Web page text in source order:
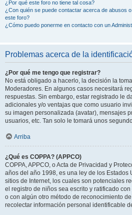
¿Por qué este foro no tiene tal cosa?
¿Con quién se puede contactar acerca de abusos
este foro?
¿Cómo puedo ponerme en contacto con un
Problemas acerca de la
¿Por qué me tengo que registrar?
No está obligado a hacerlo, la decisión la
Moderadores. En algunos casos necesitará
respuestas. Sin embargo, estar registrado le
adicionales y/o ventajas que como usuario
su imagen personalizada (avatar), mensajes
usuarios, etc. Tan solo le tomará unos
Arriba
¿Qué es COPPA? (APPCO)
COPPA, APPCO, o Acta de Privacidad y
años del año 1998, es una ley de los Estados
sitios de Internet, los cuales son potenciales
el registro de niños sea escrito y ratificado
o con algún otro método de reconocimiento
recolectar información personal identificable